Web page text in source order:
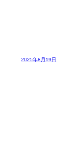
2025年8月19日